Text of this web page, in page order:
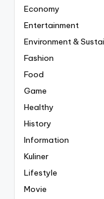
Economy
Entertainment
Environment &
Fashion
Food
Game
Healthy
History
Information
Kuliner
Lifestyle
Movie